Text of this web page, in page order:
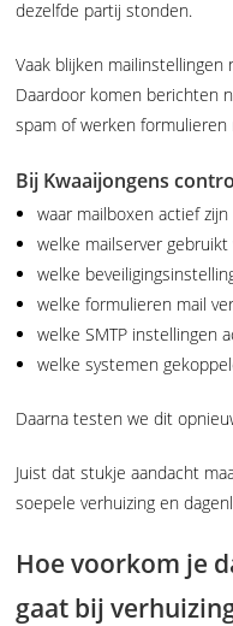
dezelfde partij stonden.
Vaak blijken
Daardoor komen berichten
spam of werken
Bij Kwaaijongens
waar mailboxen actief zijn
welke mailserver
welke
welke formulieren mail
welke SMTP instellingen
welke systemen
Daarna testen we dit
Juist dat stukje aandacht
soepele verhuizing en
Hoe voorkom je
gaat bij